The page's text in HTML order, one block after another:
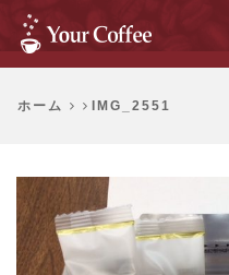
ホーム IMG_2551